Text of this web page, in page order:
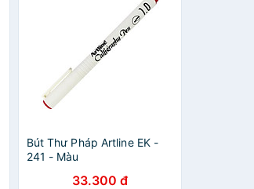
Bút Thư Pháp Artline EK -
241 - Màu
33.300 đ